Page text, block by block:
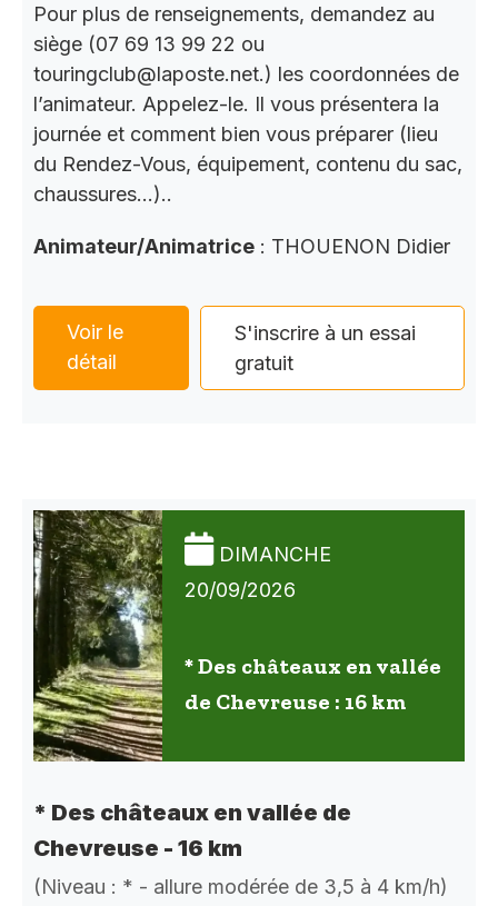
Pour plus de renseignements, demandez au
siège (07 69 13 99 22 ou
touringclub@laposte.net.) les coordonnées de
l’animateur. Appelez-le. Il vous présentera la
journée et comment bien vous préparer (lieu
du Rendez-Vous, équipement, contenu du sac,
chaussures…)..
Animateur/Animatrice : THOUENON Didier
Voir le
détail
S'inscrire à un essai
gratuit
DIMANCHE
20/09/2026
* Des châteaux en vallée
de Chevreuse : 16 km
* Des châteaux en vallée de
Chevreuse - 16 km
(Niveau : * - allure modérée de 3,5 à 4 km/h)